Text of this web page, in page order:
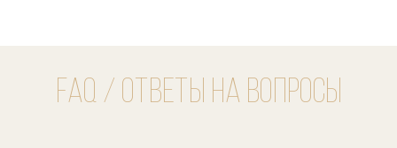
FAQ / Ответы на вопросы